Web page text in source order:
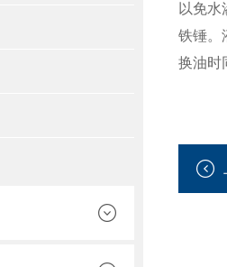
以免
铁锤。
换油时